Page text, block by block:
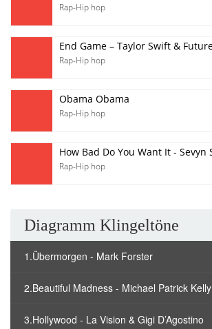
Rap-Hip hop
End Game – Taylor Swift &
Rap-Hip hop
Obama Obama
Rap-Hip hop
How Bad Do You Want It - Sevyn
Rap-Hip hop
Diagramm Klingeltöne
1.Übermorgen - Mark Forster
2.Beautiful Madness - Michael Patrick Kelly
3.Hollywood - La Vision & Gigi D’Agostino